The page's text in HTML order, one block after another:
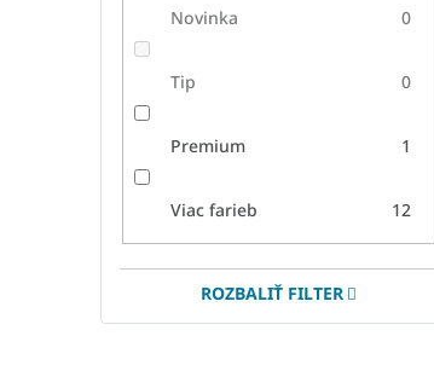
Novinka 0
Tip 0
Premium 1
Viac farieb 12
ROZBALIŤ FILTER